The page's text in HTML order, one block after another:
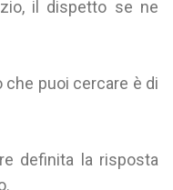
il dispetto se ne
puoi cercare è di
definita la risposta